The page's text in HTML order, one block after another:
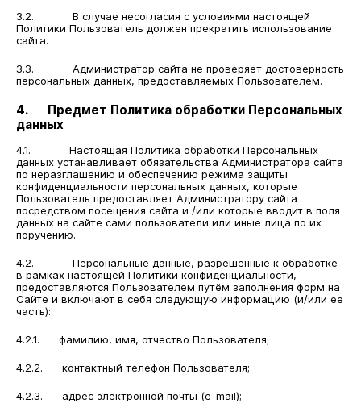
3.2. В случае несогласия с условиями настоящей
Политики Пользователь должен прекратить использование
сайта.
3.3. Администратор сайта не проверяет достоверность
персональных данных, предоставляемых Пользователем.
4. Предмет Политика обработки Персональных
данных
4.1. Настоящая Политика обработки Персональных
данных устанавливает обязательства Администратора сайта
по неразглашению и обеспечению режима защиты
конфиденциальности персональных данных, которые
Пользователь предоставляет Администратору сайта
посредством посещения сайта и /или которые вводит в поля
данных на сайте сами пользователи или иные лица по их
поручению.
4.2. Персональные данные, разрешённые к обработке
в рамках настоящей Политики конфиденциальности,
предоставляются Пользователем путём заполнения форм на
Сайте и включают в себя следующую информацию (и/или ее
часть):
4.2.1. фамилию, имя, отчество Пользователя;
4.2.2. контактный телефон Пользователя;
4.2.3. адрес электронной почты (e-mail);